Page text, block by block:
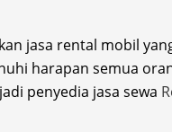
jasa rental mobil
harapan semua
penyedia jasa sewa